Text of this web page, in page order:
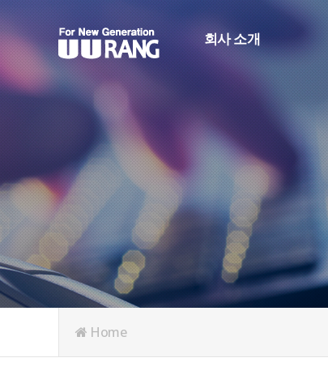
회사 소개
CEO 인사
회사 조직도
인증 및 수상
오시는 길
Home